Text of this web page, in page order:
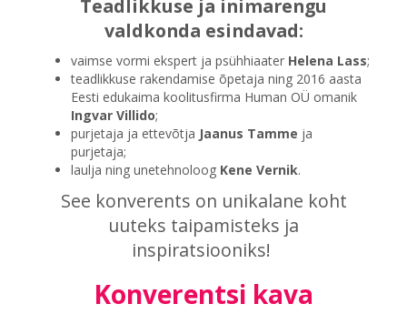
Teadlikkuse ja inimarengu
valdkonda esindavad:
vaimse vormi ekspert ja psühhiaater Helena Lass;
teadlikkuse rakendamise õpetaja ning 2016 aasta
Eesti edukaima koolitusfirma Human OÜ omanik
Ingvar Villido;
purjetaja ja ettevõtja Jaanus Tamme ja
purjetaja;
laulja ning unetehnoloog Kene Vernik.
See konverents on unikalane koht
uuteks taipamisteks ja
inspiratsiooniks!
Konverentsi kava